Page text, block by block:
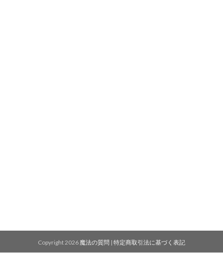
Copyright 2026 魔法の質問 | 特定商取引法に基づく表記